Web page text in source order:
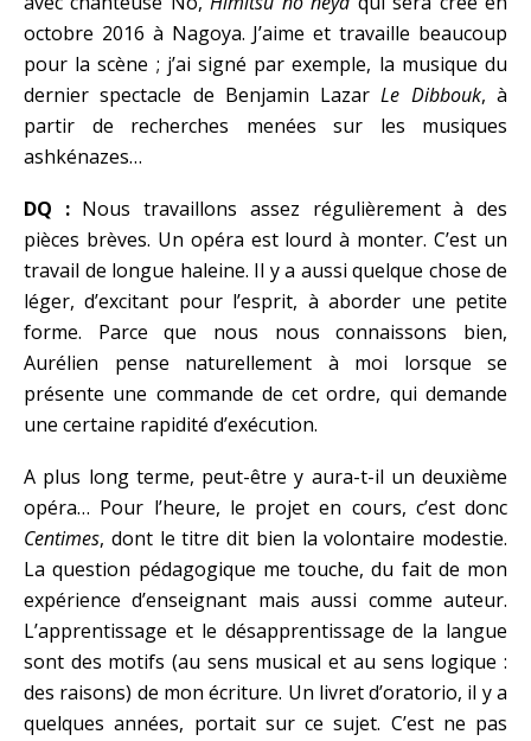
octobre 2016 à Nagoya. J’aime et travaille beaucoup
pour la scène ; j’ai signé par exemple, la musique du
dernier spectacle de Benjamin LazarLe Dibbouk, à
partir de recherches menées sur les musiques
ashkénazes…
DQ : Nous travaillons assez régulièrement à des
pièces brèves. Un opéra est lourd à monter. C’est un
travail de longue haleine. Il y a aussi quelque chose de
léger, d’excitant pour l’esprit, à aborder une petite
forme. Parce que nous nous connaissons bien,
Aurélien pense naturellement à moi lorsque se
présente une commande de cet ordre, qui demande
une certaine rapidité d’exécution.
A plus long terme, peut-être y aura-t-il un deuxième
opéra… Pour l’heure, le projet en cours, c’est donc
Centimes, dont le titre dit bien la volontaire modestie.
La question pédagogique me touche, du fait de mon
expérience d’enseignant mais aussi comme auteur.
L’apprentissage et le désapprentissage de la langue
sont des motifs (au sens musical et au sens logique :
des raisons) de mon écriture. Un livret d’oratorio, il y a
quelques années, portait sur ce sujet. C’est ne pas